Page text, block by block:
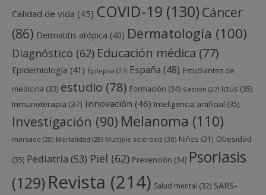
Calidad de vida (45) COVID-19 (130) Cáncer
(86) Dermatitis atópica (40) Dermatología (100)
Diagnóstico (62) Educación médica (77)
Epidemiología (41) Epilepsia (27) España (48) Estudiantes de
medicina (33) estudio (78) Formación (34) Gestión (27) Ictus (35)
Inmunoterapia (37) Innovación (46) Inteligencia artificial (35)
Investigación (90) Melanoma (110)
mercado (28) Mortalidad (28) Multiple sclerosis (30) Niños (31) Obesidad
(35) Pediatría (53) Piel (62) Prevención (34) Psoriasis
(129) Revista (214) Salud mental (32) SARS-